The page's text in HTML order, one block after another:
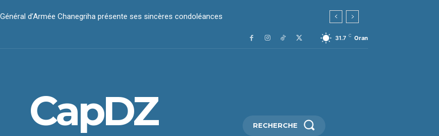
d’Armée Chanegriha présente ses sincères condoléances
Tebboune présente ses condoléances
31.7 C Oran
CapDZ RECHERCHE